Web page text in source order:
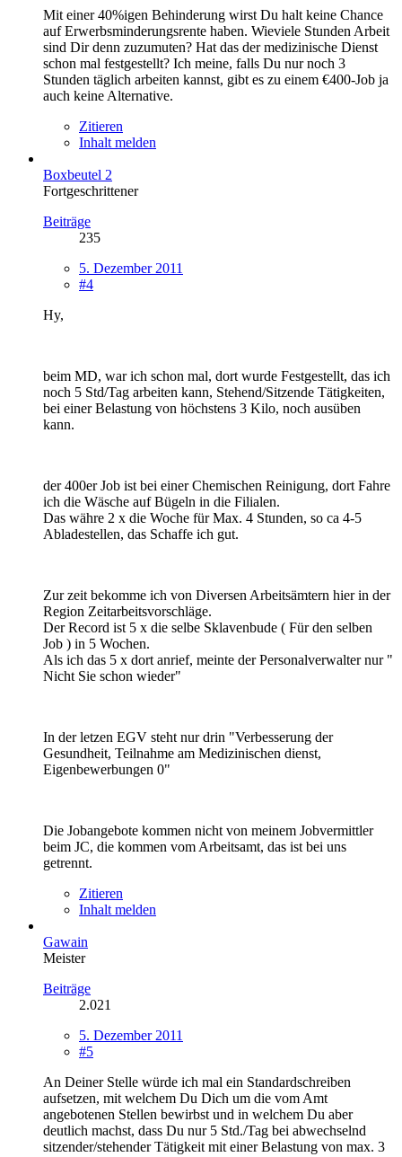
Mit einer 40%igen Behinderung wirst Du halt keine Chance
auf Erwerbsminderungsrente haben. Wieviele Stunden Arbeit
sind Dir denn zuzumuten? Hat das der medizinische Dienst
schon mal festgestellt? Ich meine, falls Du nur noch 3
Stunden täglich arbeiten kannst, gibt es zu einem €400-Job ja
auch keine Alternative.
Zitieren
Inhalt melden
Boxbeutel 2
Fortgeschrittener
Beiträge
235
5. Dezember 2011
#4
Hy,
beim MD, war ich schon mal, dort wurde Festgestellt, das ich
noch 5 Std/Tag arbeiten kann, Stehend/Sitzende Tätigkeiten,
bei einer Belastung von höchstens 3 Kilo, noch ausüben
kann.
der 400er Job ist bei einer Chemischen Reinigung, dort Fahre
ich die Wäsche auf Bügeln in die Filialen.
Das währe 2 x die Woche für Max. 4 Stunden, so ca 4-5
Abladestellen, das Schaffe ich gut.
Zur zeit bekomme ich von Diversen Arbeitsämtern hier in der
Region Zeitarbeitsvorschläge.
Der Record ist 5 x die selbe Sklavenbude ( Für den selben
Job ) in 5 Wochen.
Als ich das 5 x dort anrief, meinte der Personalverwalter nur "
Nicht Sie schon wieder"
In der letzen EGV steht nur drin "Verbesserung der
Gesundheit, Teilnahme am Medizinischen dienst,
Eigenbewerbungen 0"
Die Jobangebote kommen nicht von meinem Jobvermittler
beim JC, die kommen vom Arbeitsamt, das ist bei uns
getrennt.
Zitieren
Inhalt melden
Gawain
Meister
Beiträge
2.021
5. Dezember 2011
#5
An Deiner Stelle würde ich mal ein Standardschreiben
aufsetzen, mit welchem Du Dich um die vom Amt
angebotenen Stellen bewirbst und in welchem Du aber
deutlich machst, dass Du nur 5 Std./Tag bei abwechselnd
sitzender/stehender Tätigkeit mit einer Belastung von max. 3